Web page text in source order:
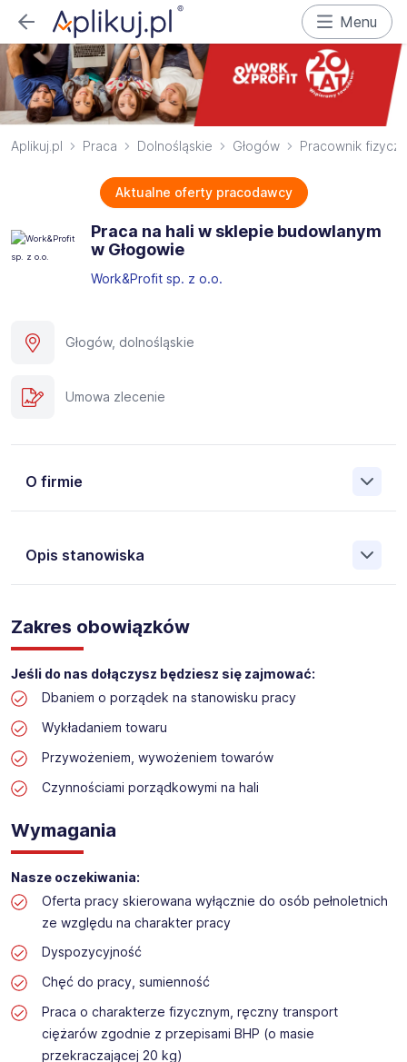
Menu
Aplikuj.pl Praca Dolnośląskie Głogów Pracownik
Aktualne oferty pracodawcy
Praca na hali w sklepie budowlanym
w Głogowie
Work&Profit sp. z o.o.
Głogów, dolnośląskie
Umowa zlecenie
O firmie
Opis stanowiska
Pośrednictwa Pracy i Doradztwa Personalnego Work &
Profit jest obecnie jedną z największych niezależnych
polskich agencji zatrudnienia. W ciągu wielu lat naszej
działalności daliśmy pracę przeszło 50 000 pracowników
w całym kraju. Skutecznie znajdujemy pracowników dla
największych firm, jak również małych rodzinnych
przedsiębiorstw w Polsce. Agencja jest wpisana pod nr
stanowisko:
Lokalizacja: Głogów
Zakres obowiązków
Jeśli do nas dołączysz będziesz się zajmować:
Dbaniem o porządek na stanowisku pracy
Wykładaniem towaru
Przywożeniem, wywożeniem towarów
Czynnościami porządkowymi na hali
Wymagania
Nasze oczekiwania:
Oferta pracy skierowana wyłącznie do osób pełnoletnich
ze względu na charakter pracy
Dyspozycyjność
Chęć do pracy, sumienność
Praca o charakterze fizycznym, ręczny transport
ciężarów zgodnie z przepisami BHP (o masie
przekraczającej 20 kg)